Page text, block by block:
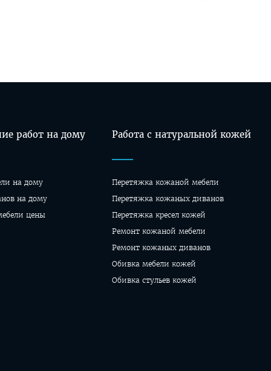
работ на дому
на дому
на дому
цены
Работа с натуральной кожей
Перетяжка кожаной мебели
Перетяжка кожаных диванов
Перетяжка кресел кожей
Ремонт кожаной мебели
Ремонт кожаных диванов
Обивка мебели кожей
Обивка стульев кожей